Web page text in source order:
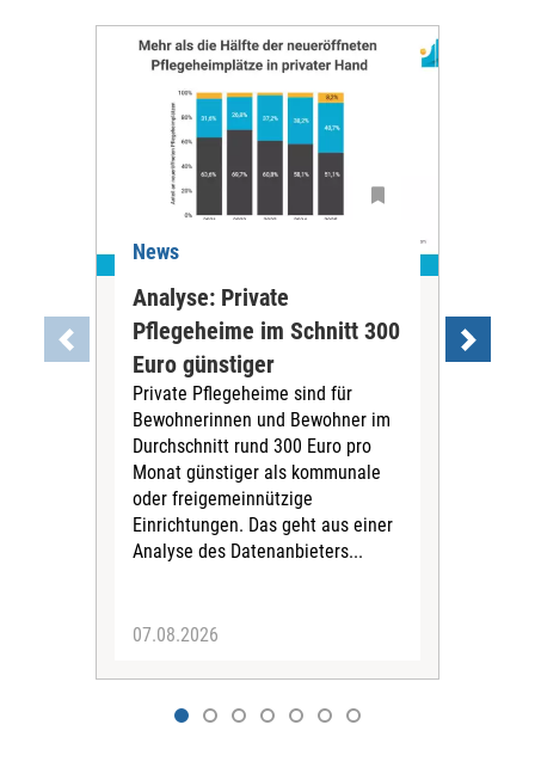
News
Analyse: Private
Pflegeheime im Schnitt 300
Euro günstiger
Private Pflegeheime sind für
Bewohnerinnen und Bewohner im
Durchschnitt rund 300 Euro pro
Monat günstiger als kommunale
oder freigemeinnützige
Einrichtungen. Das geht aus einer
Analyse des Datenanbieters...
07.08.2026